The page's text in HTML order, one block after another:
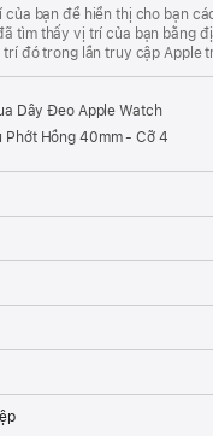
của bạn để hiển thị cho bạn
tìm thấy vị trí của bạn bằng
trí đó trong lần truy cập Apple
Dây Đeo Apple Watch
Phớt Hồng 40mm - Cỡ 4